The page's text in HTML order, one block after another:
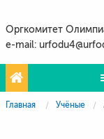
Оргкомитет
e-mail:
Олимпиады
Главная Учёные